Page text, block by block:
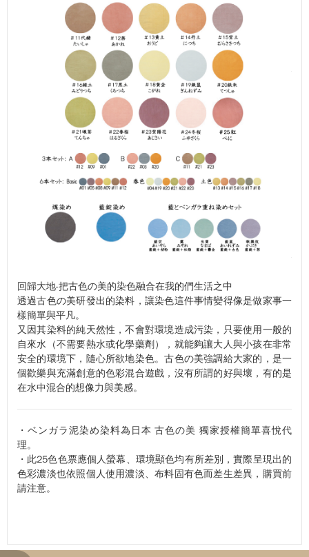
回歸大地-把古色の美的染色融合在我的們生活之中
透過古色の美研發出的染料，讓染色這件事情變得像是做家事一
樣簡單與平凡。
又因其染料的純天然性，不會對環境造成污染，只要使用一般的
自來水（不需要熱水或化學藥劑），就能夠讓大人與小孩在非常
安全的環境下，隨心所欲地染色。古色の美強調給大家的，是一
個歡樂與充滿創意的色彩混合遊戲，沒有所謂的好與壞，有的是
在水中混合的想像力與美感。
・ベンガラ泥染め染料為日本 古色の美 獨家授權簡單喜悅代
理。
・此25色色票應個人螢幕、環境顯色均有所差別，實際呈現出的
色彩濃淡也依照個人使用濃淡、布料固有色而差生差異，購買前
請注意。